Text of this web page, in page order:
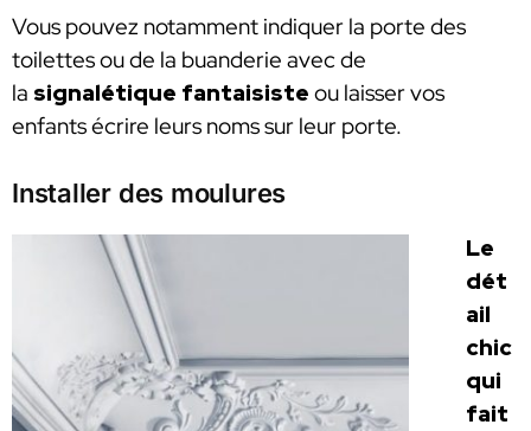
Vous pouvez notamment indiquer la porte des
toilettes ou de la buanderie avec de
la signalétique fantaisiste ou laisser vos
enfants écrire leurs noms sur leur porte.
Installer des moulures
Le
dét
ail
chic
qui
fait